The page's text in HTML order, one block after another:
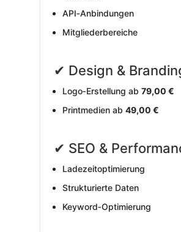
API‑Anbindungen
Mitgliederbereiche
✔ Design &
Logo‑Erstellung ab 79,00 €
Printmedien ab 49,00 €
✔ SEO &
Ladezeitoptimierung
Strukturierte Daten
Keyword‑Optimierung